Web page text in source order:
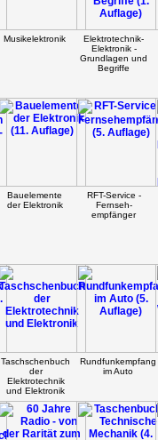
Musikelektronik
Elektrotechnik-
Elektronik -
Grundlagen und
Begriffe
Bauelemente
der Elektronik
RFT-Service -
Fernseh-
empfänger
Taschschenbuch
der
Elektrotechnik
und Elektronik
Rundfunkempfang
im Auto